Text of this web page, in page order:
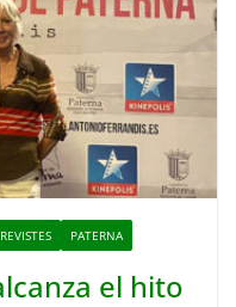
PATERNA
el hito